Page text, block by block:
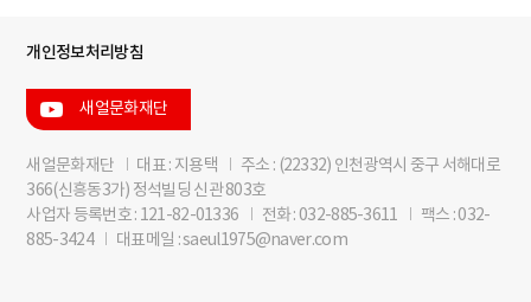
개인정보처리방침
새얼문화재단
새얼문화재단 대표 : 지용택
주소 : (22332) 인천광역시 중구 서해대로
366(신흥동3가) 정석빌딩 신관 803호
사업자 등록번호 : 121-82-01336
전화 : 032-885-3611
팩스 : 032-
885-3424
대표메일 : saeul1975@naver.com